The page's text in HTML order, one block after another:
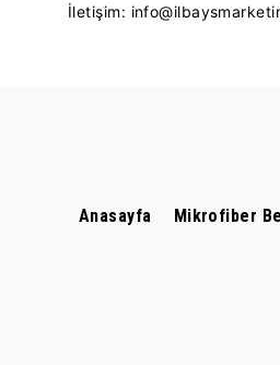
İletişim:
Anasayfa Mikrofiber